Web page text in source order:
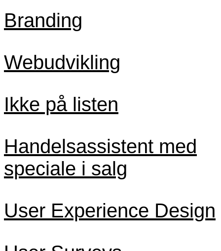
Branding
Webudvikling
Ikke på listen
Handelsassistent med
speciale i salg
User Experience Design